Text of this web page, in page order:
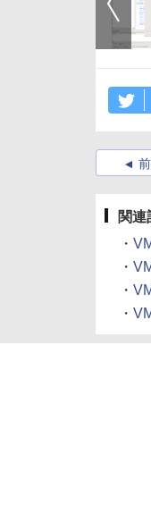
関連
・
・
・
・